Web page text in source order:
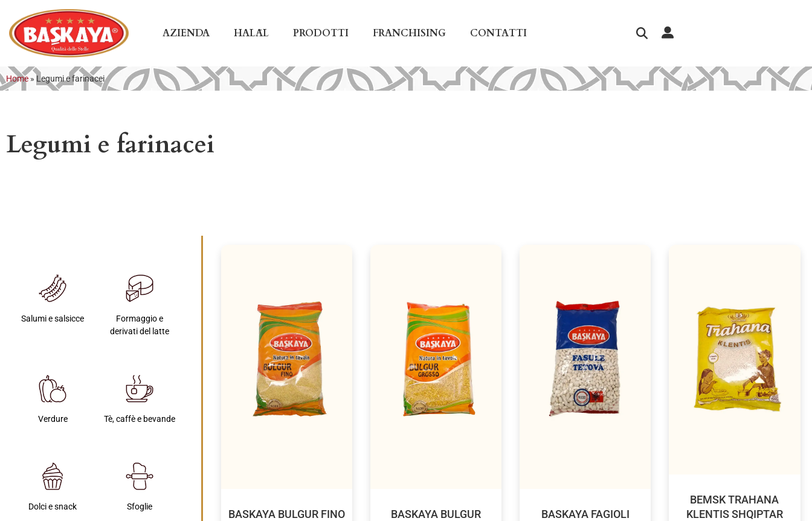
AZIENDA HALĀL PRODOTTI FRANCHISING CONTATTI
Home » Legumi e farinacei
Legumi e farinacei
Salumi e salsicce
Formaggio e
derivati del latte
Verdure Tè, caffè e bevande
Dolci e snack Sfoglie
BASKAYA BULGUR FINO
BASKAYA BULGUR
BASKAYA FAGIOLI
BEMSK TRAHANA
KLENTIS SHQIPTAR